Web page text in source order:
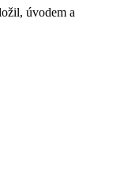
úvodem a